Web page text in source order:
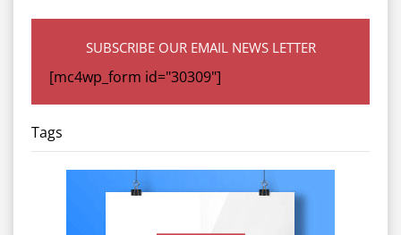
SUBSCRIBE OUR EMAIL NEWS LETTER
[mc4wp_form id="30309"]
Tags